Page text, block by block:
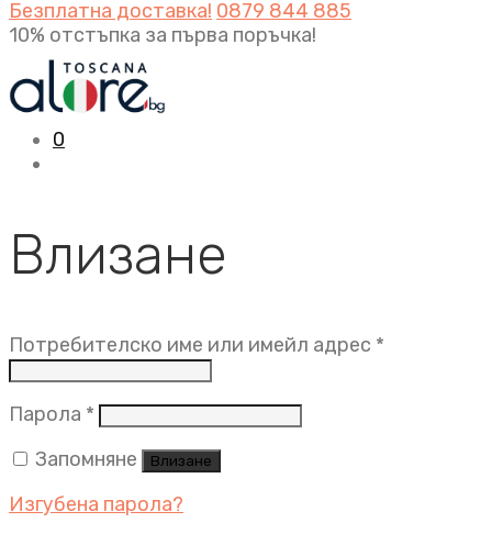
Безплатна доставка! 0879 844 885
10% отстъпка за първа поръчка!
0
Влизане
Потребителско име или имейл адрес *
Парола * Задължително
Запомняне
Влизане
Изгубена парола?